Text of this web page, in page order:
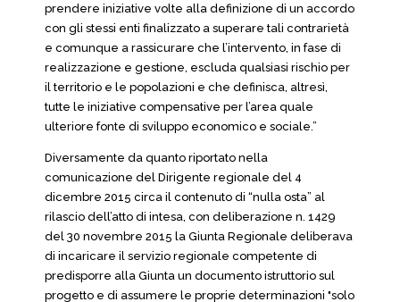
prendere iniziative volte alla definizione di un accordo
con gli stessi enti finalizzato a superare tali contrarietà
e comunque a rassicurare che l’intervento, in fase di
realizzazione e gestione, escluda qualsiasi rischio per
il territorio e le popolazioni e che definisca, altresì,
tutte le iniziative compensative per l’area quale
ulteriore fonte di sviluppo economico e sociale.”
Diversamente da quanto riportato nella
comunicazione del Dirigente regionale del 4
dicembre 2015 circa il contenuto di “nulla osta” al
rilascio dell’atto di intesa, con deliberazione n. 1429
del 30 novembre 2015 la Giunta Regionale deliberava
di incaricare il servizio regionale competente di
predisporre alla Giunta un documento istruttorio sul
progetto e di assumere le proprie determinazioni "solo